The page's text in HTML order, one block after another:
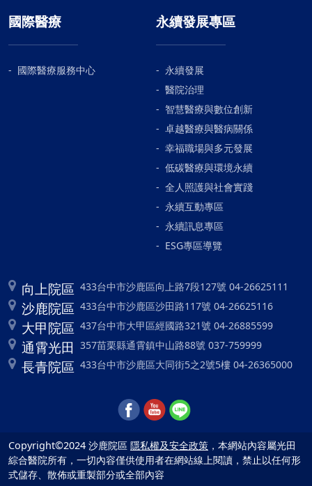
國際醫療
國際醫療服務中心
永續發展專區
永續發展
醫院治理
智慧醫療與數位創新
卓越醫療與醫病關係
幸福職場與多元發展
低碳醫療與環境永續
全人照護與社會實踐
永續互動專區
永續訊息專區
ESG專區導覽
向上院區 433台中市沙鹿區向上路7段127號 04-26625111
沙鹿院區 433台中市沙鹿區沙田路117號 04-26625116
大甲院區 437台中市大甲區經國路321號 04-26885599
通霄光田 357苗栗縣通霄鎮中山路88號 037-759999
長青院區 433台中市沙鹿區大同街5之2號5樓 04-26365000
Copyright©2024 沙鹿院區 隱私權及安全政策 ，本網站內容屬光田
綜合醫院所有，一切內容僅供使用者在網站線上閱讀，禁止以任何形
式儲存、散佈或重製部分或全部內容